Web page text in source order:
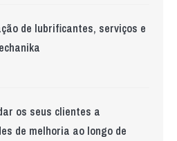
de lubrificantes, serviços e
os seus clientes a
de melhoria ao longo de